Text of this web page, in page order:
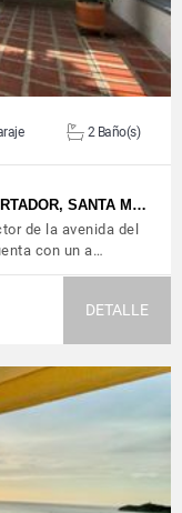
2 Baño(s)
SANTA M…
de la avenida del
con un a…
DETALLE